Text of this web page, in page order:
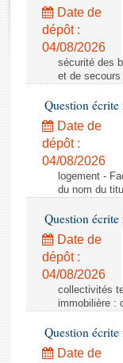
Rapports
Rapports sur
Baromètre de
Dossiers
Budget et
Questions écrites
Comptes rendus
Date de
dépôt :
04/08/2026
sécurité des
et de
Question
Date de
dépôt :
04/08/2026
logement -
du nom du
Question
Date de
dépôt :
04/08/2026
collectivités
immobilière :
Question
Date de